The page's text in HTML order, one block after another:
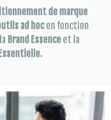
de marque
ad hocen fonction
Brand Essence et la